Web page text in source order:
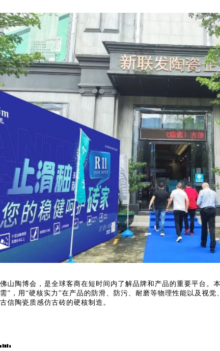
佛山陶博会，是全球客商在短时间内了解品牌和产品的重要平台。
需”，用“硬核实力”在产品的防滑、防污、耐磨等物理性能以及视
古信陶瓷质感仿古砖的硬核制造。